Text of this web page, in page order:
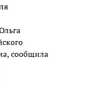
сообщила